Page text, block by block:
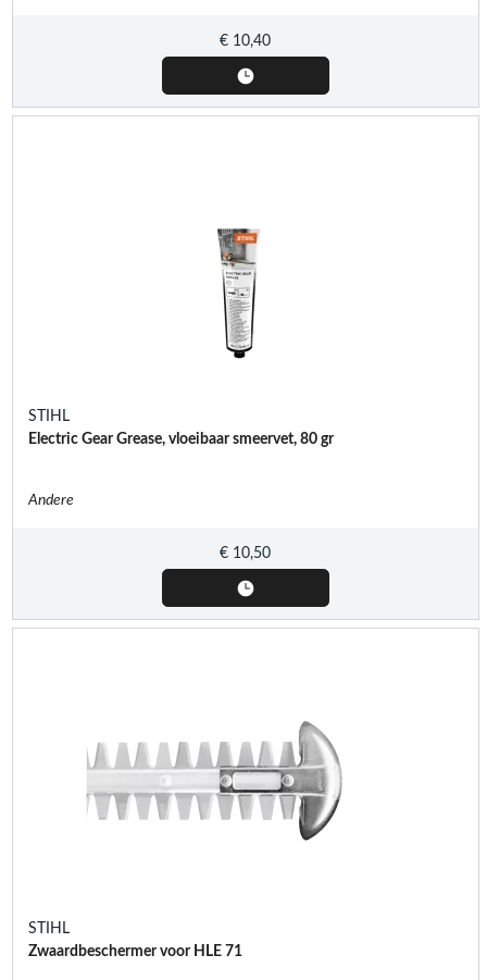
€ 10,40
STIHL
Electric Gear Grease, vloeibaar smeervet, 80 gr
Andere
€ 10,50
STIHL
Zwaardbeschermer voor HLE 71